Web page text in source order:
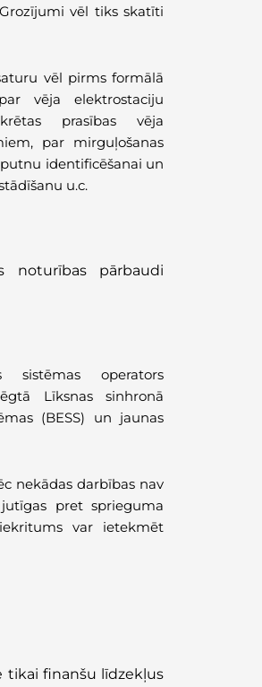
vēl tiks skatīti
vēl pirms formālā
vēja elektrostaciju
prasības vēja
par mirguļošanas
identificēšanai un
u.c.
noturības pārbaudi
sistēmas operators
Līksnas sinhronā
(BESS) un jaunas
nekādas darbības nav
pret sprieguma
var ietekmēt
tikai finanšu līdzekļus